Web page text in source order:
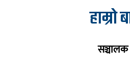
हाम्रो
सञ्चालक